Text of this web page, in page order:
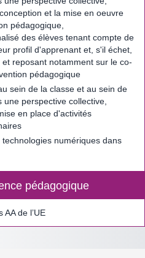
et la mise en oeuvre
pédagogique,
des élèves tenant compte de
profil d'apprenant et, s'il échet,
reposant notamment sur le co-
pédagogique
sein de la classe et au sein de
une perspective collective,
en place d'activités
numériques dans
pédagogique
de l’UE